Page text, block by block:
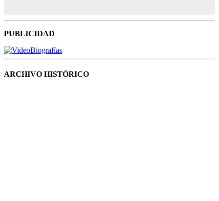
PUBLICIDAD
ARCHIVO HISTÓRICO